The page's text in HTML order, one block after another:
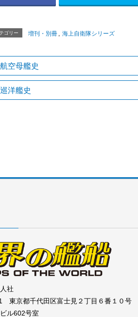
ゴリー 増刊・別冊 , 海上自衛隊シリーズ
空母艦史
洋艦史
社
東京都千代田区富士見２丁目６番１０号
ル602号室